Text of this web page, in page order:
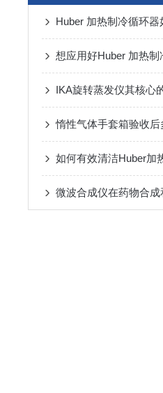
惰性气体手套箱验收后